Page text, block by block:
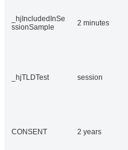
_hjIncludedInSe
ssionSample
2 minutes
_hjTLDTest session
CONSENT 2 years